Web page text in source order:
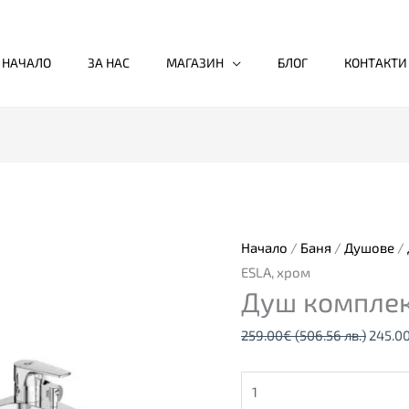
НАЧАЛО ЗА НАС МАГАЗИН БЛОГ КОНТАКТИ
Начало / Баня / Душове /
ESLA, хром
Душ
259.00€(506.56 лв.)
лв.).
245.00
комплект
3в1
ESLA,
хром